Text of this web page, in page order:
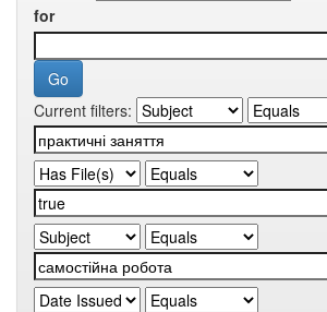
for
Current filters: